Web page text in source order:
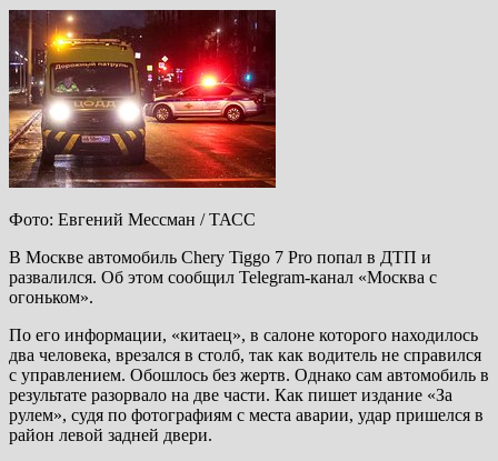
Фото: Евгений Мессман / ТАСС
В Москве автомобиль Chery Tiggo 7 Pro попал в ДТП и
развалился. Об этом сообщил Telegram-канал «Москва с
огоньком».
По его информации, «китаец», в салоне которого находилось
два человека, врезался в столб, так как водитель не справился
с управлением. Обошлось без жертв. Однако сам автомобиль в
результате разорвало на две части. Как пишет издание «За
рулем», судя по фотографиям с места аварии, удар пришелся в
район левой задней двери.